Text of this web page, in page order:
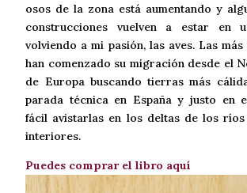
osos de la zona está aumentando y
construcciones vuelven a estar en
volviendo a mi pasión, las aves. Las
han comenzado su migración desde el
de Europa buscando tierras más
parada técnica en España y justo en
fácil avistarlas en los deltas de los ríos
interiores.
Puedes comprar el libro aquí